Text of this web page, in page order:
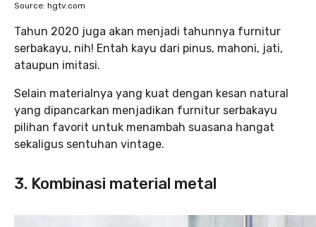
Source: hgtv.com
Tahun 2020 juga akan menjadi tahunnya furnitur
serbakayu, nih! Entah kayu dari pinus, mahoni, jati,
ataupun imitasi.
Selain materialnya yang kuat dengan kesan natural
yang dipancarkan menjadikan furnitur serbakayu
pilihan favorit untuk menambah suasana hangat
sekaligus sentuhan vintage.
3. Kombinasi material metal